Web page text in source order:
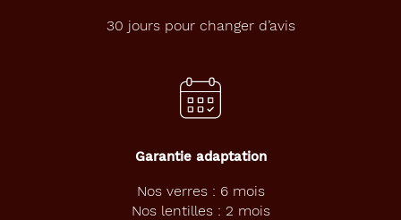
30 jours pour changer d’avis
Garantie adaptation
Nos verres : 6 mois
Nos lentilles : 2 mois